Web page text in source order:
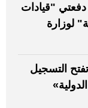
"قيادات
لوزارة
التسجيل